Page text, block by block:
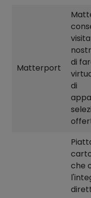
Matterport
di
di
che